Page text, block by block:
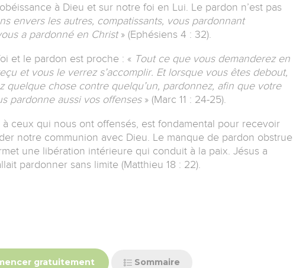
à Dieu et sur notre foi en Lui. Le pardon n’est pas
envers les autres, compatissants, vous pardonnant
a pardonné en Christ » (Ephésiens 4 : 32).
et le pardon est proche : « Tout ce que vous demanderez en
et vous le verrez s’accomplir. Et lorsque vous êtes debout,
quelque chose contre quelqu’un, pardonnez, afin que votre
pardonne aussi vos offenses» (Marc 11 : 24-25).
ceux qui nous ont offensés, est fondamental pour recevoir
notre communion avec Dieu. Le manque de pardon obstrue
une libération intérieure qui conduit à la paix. Jésus a
pardonner sans limite (Matthieu 18 : 22).
gratuitement Sommaire